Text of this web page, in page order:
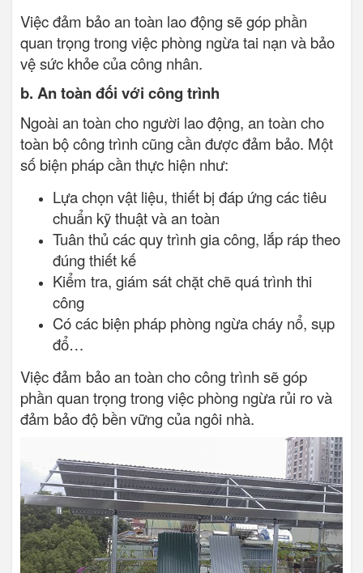
Việc đảm bảo an toàn lao động sẽ góp phần
quan trọng trong việc phòng ngừa tai nạn và bảo
vệ sức khỏe của công nhân.
b. An toàn đối với công trình
Ngoài an toàn cho người lao động, an toàn cho
toàn bộ công trình cũng cần được đảm bảo. Một
số biện pháp cần thực hiện như:
Lựa chọn vật liệu, thiết bị đáp ứng các tiêu
chuẩn kỹ thuật và an toàn
Tuân thủ các quy trình gia công, lắp ráp theo
đúng thiết kế
Kiểm tra, giám sát chặt chẽ quá trình thi
công
Có các biện pháp phòng ngừa cháy nổ, sụp
đổ…
Việc đảm bảo an toàn cho công trình sẽ góp
phần quan trọng trong việc phòng ngừa rủi ro và
đảm bảo độ bền vững của ngôi nhà.